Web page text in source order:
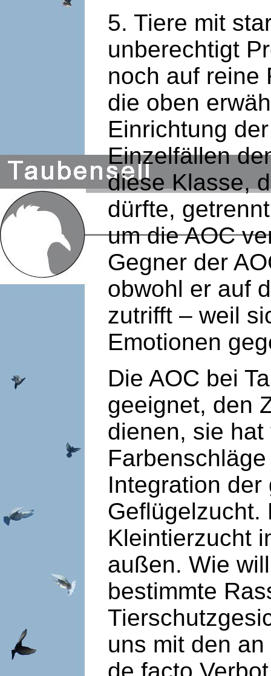
5. Tiere mit
unberechtigt
noch auf reine
die oben
Einrichtung
Einzelfällen
diese Klasse,
dürfte,
um die AOC
Gegner der
obwohl er auf
zutrifft – weil
Emotionen
Die AOC bei
geeignet, den
dienen, sie
Integration
Geflügelzucht.
Kleintierzucht
außen. Wie
bestimmte
uns mit den
de facto